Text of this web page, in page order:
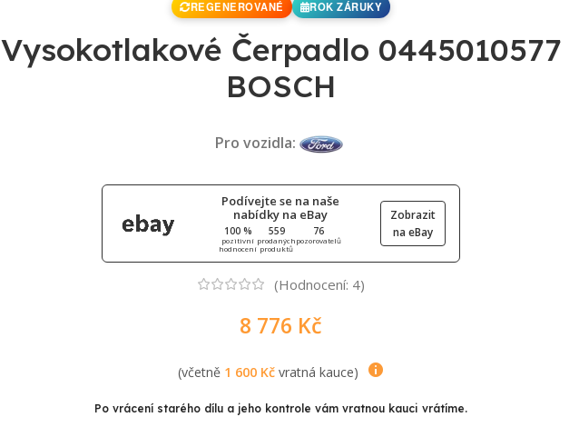
REGENEROVANÉ ROK ZÁRUKY
Vysokotlakové Čerpadlo 0445010577
BOSCH
Pro vozidla:
Podívejte se na naše
nabídky na eBay
100 %
pozitivní
hodnocení
559
prodaných
produktů
76
pozorovatelů
Zobrazit
na eBay
(Hodnocení: 4)
8 776 Kč
(včetně 1 600 Kčvratná kauce)
Po vrácení starého dílu a jeho kontrole vám vratnou kauci vrátíme.